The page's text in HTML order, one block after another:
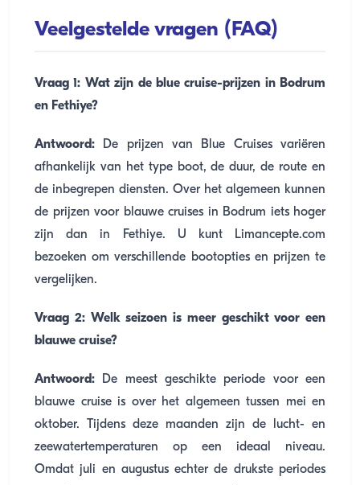
Veelgestelde vragen (FAQ)
Vraag 1: Wat zijn de blue cruise-prijzen in Bodrum
en Fethiye?
Antwoord: De prijzen van Blue Cruises variëren
afhankelijk van het type boot, de duur, de route en
de inbegrepen diensten. Over het algemeen kunnen
de prijzen voor blauwe cruises in Bodrum iets hoger
zijn dan in Fethiye. U kunt Limancepte.com
bezoeken om verschillende bootopties en prijzen te
vergelijken.
Vraag 2: Welk seizoen is meer geschikt voor een
blauwe cruise?
Antwoord: De meest geschikte periode voor een
blauwe cruise is over het algemeen tussen mei en
oktober. Tijdens deze maanden zijn de lucht- en
zeewatertemperaturen op een ideaal niveau.
Omdat juli en augustus echter de drukste periodes